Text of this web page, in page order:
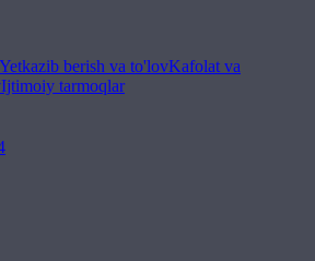
Yetkazib berish va to'lovKafolat va
Ijtimoiy tarmoqlar